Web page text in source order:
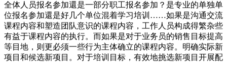
全体人员报名参加還是一部分职工报名参加？是专业的单独单
位报名参加還是好几个单位混着学习培训……如果是沟通交流
课程内容和塑造团队意识的课程内容，工作人员构成得繁杂些
有益于课程内容的执行。而如果是对于业务员的销售目标提高
等目地，则更必须一些行为主体确立的课程内容。明确实际新
项目和候选新项目。对于培训目标，有效地挑选新项目开展配